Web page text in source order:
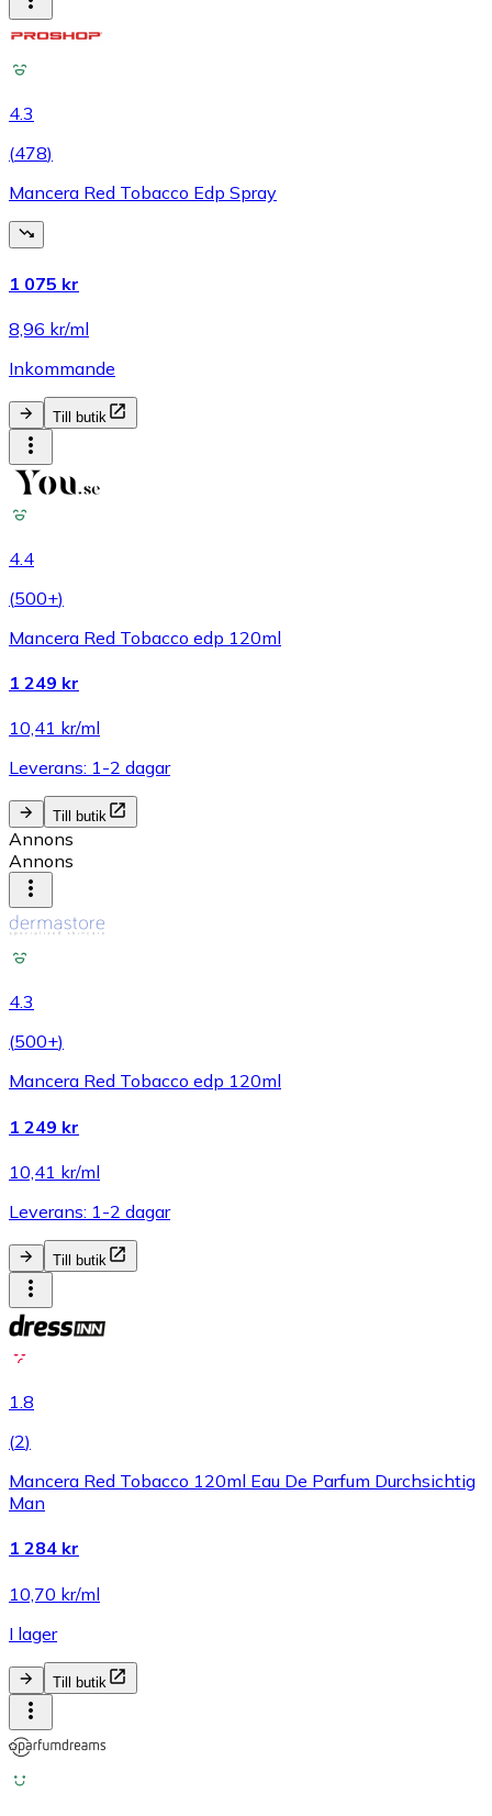
4.3
(478)
Mancera Red Tobacco Edp Spray
1 075 kr
8,96 kr/ml
Inkommande
Till butik
4.4
(500+)
Mancera Red Tobacco edp 120ml
1 249 kr
10,41 kr/ml
Leverans: 1-2 dagar
Till butik
Annons
Annons
4.3
(500+)
Mancera Red Tobacco edp 120ml
1 249 kr
10,41 kr/ml
Leverans: 1-2 dagar
Till butik
1.8
(2)
Mancera Red Tobacco 120ml Eau De Parfum Durchsichtig
Man
1 284 kr
10,70 kr/ml
I lager
Till butik